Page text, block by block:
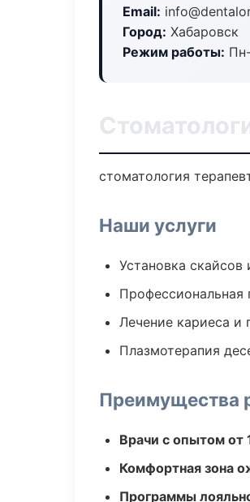
Email:
Город: Хабаровск
Режим работы:
стоматология
Наши услуги
Установка
Профессиональная
Лечение кариеса и
Плазмотерапия
Преимущества
Врачи с опытом от
Комфортная зона
Программы